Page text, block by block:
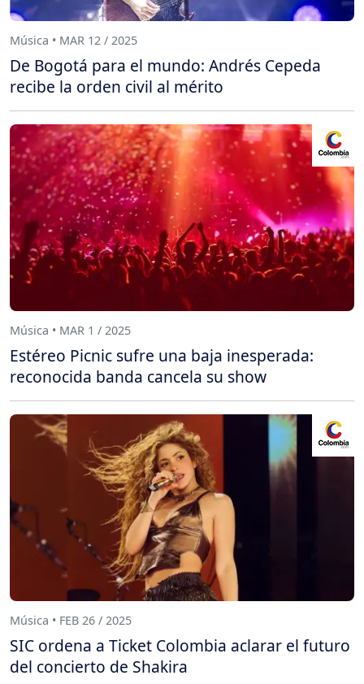
Música • MAR 12 / 2025
De Bogotá para el mundo: Andrés Cepeda
recibe la orden civil al mérito
Música • MAR 1 / 2025
Estéreo Picnic sufre una baja inesperada:
reconocida banda cancela su show
Música • FEB 26 / 2025
SIC ordena a Ticket Colombia aclarar el futuro
del concierto de Shakira